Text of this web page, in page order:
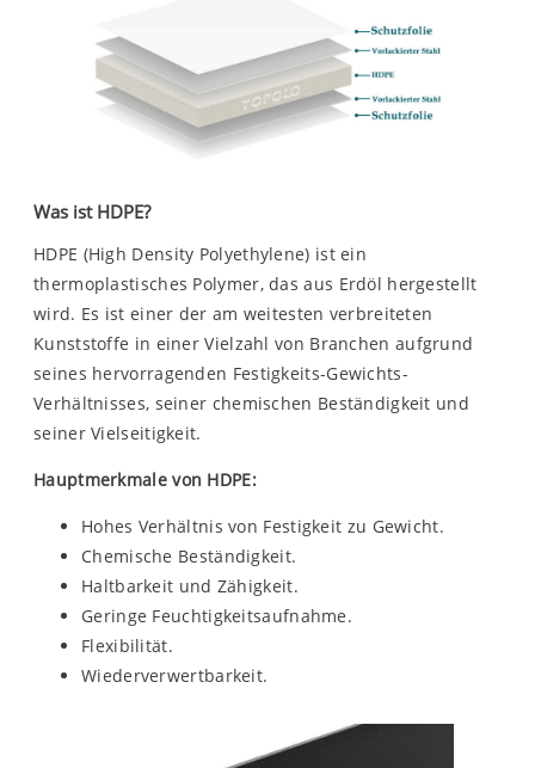
Was ist HDPE?
HDPE (High Density Polyethylene) ist ein
thermoplastisches Polymer, das aus Erdöl hergestellt
wird. Es ist einer der am weitesten verbreiteten
Kunststoffe in einer Vielzahl von Branchen aufgrund
seines hervorragenden Festigkeits-Gewichts-
Verhältnisses, seiner chemischen Beständigkeit und
seiner Vielseitigkeit.
Hauptmerkmale von HDPE:
Hohes Verhältnis von Festigkeit zu Gewicht.
Chemische Beständigkeit.
Haltbarkeit und Zähigkeit.
Geringe Feuchtigkeitsaufnahme.
Flexibilität.
Wiederverwertbarkeit.